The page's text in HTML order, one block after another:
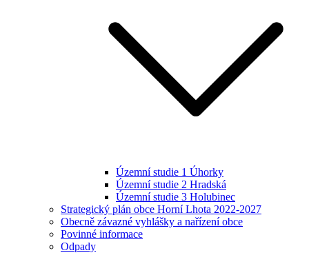
Územní studie 1 Úhorky
Územní studie 2 Hradská
Územní studie 3 Holubinec
Strategický plán obce Horní Lhota 2022-2027
Obecně závazné vyhlášky a nařízení obce
Povinné informace
Odpady